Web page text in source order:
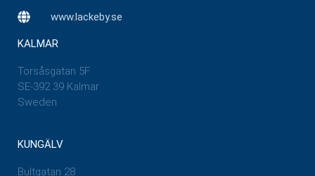
www.lackeby.se
KALMAR
Torsåsgatan 5F
SE-392 39 Kalmar
Sweden
KUNGÄLV
Bultgatan 28